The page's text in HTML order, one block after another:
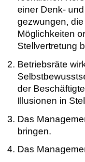
einer Denk-
gezwungen,
Möglichkeiten
Stellvertretung
Betriebsräte
der
Illusionen in
Das
bringen.
Das